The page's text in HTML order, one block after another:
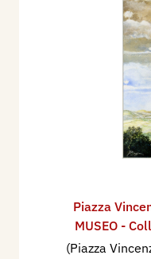
Piazza
MUSEO -
(Piazza